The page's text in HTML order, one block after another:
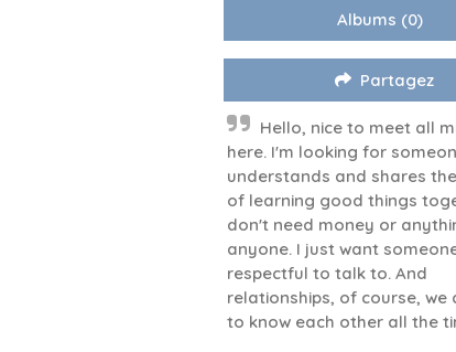
Albums (0)
Partagez
Hello, nice to meet all
here. I'm looking for
understands and shares
of learning good things
don't need money or
anyone. I just want
respectful to talk to. And
relationships, of course, we
to know each other all the